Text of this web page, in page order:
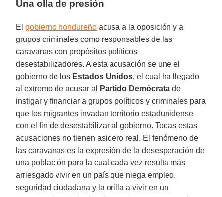
Una olla de presión
Elgobierno hondureño acusa a la oposición y a
grupos criminales como responsables de las
caravanas con propósitos políticos
desestabilizadores. A esta acusación se une el
gobierno de los Estados Unidos, el cual ha llegado
al extremo de acusar al
Partido Demócrata de
instigar y financiar a grupos políticos y criminales para
que los migrantes invadan territorio estadunidense
con el fin de desestabilizar al gobierno. Todas estas
acusaciones no tienen asidero real. El fenómeno de
las caravanas es la expresión de la desesperación de
una población para la cual cada vez resulta más
arriesgado vivir en un país que niega empleo,
seguridad ciudadana y la orilla a vivir en un